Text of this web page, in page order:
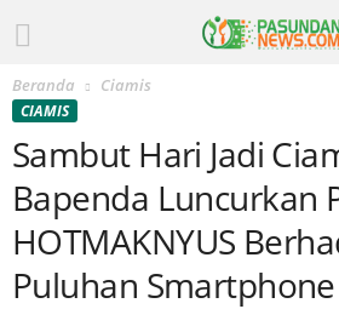
Beranda Ciamis
CIAMIS
Sambut Hari Jadi
Bapenda Luncurkan
HOTMAKNYUS
Puluhan Smartphone